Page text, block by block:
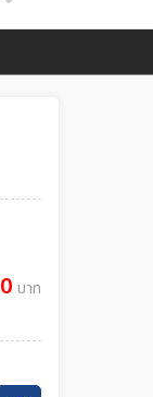
0 บาท